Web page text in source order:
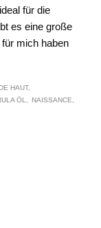
für die
es eine große
mich haben
HAUT
ÖL
NAISSANCE